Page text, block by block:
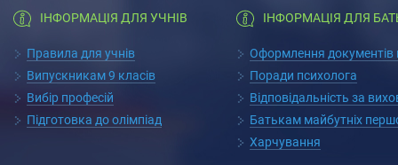
ІНФОРМАЦІЯ ДЛЯ УЧНІВ
Правила для учнів
Випускникам 9 класів
Вибір професій
Підготовка до олімпіад
ІНФОРМАЦІЯ ДЛЯ
Оформлення документів
Поради психолога
Відповідальність за
Батькам майбутніх
Харчування